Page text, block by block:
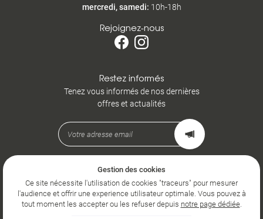
mercredi, samedi: 10h-18h
Rejoignez-nous
Restez informés
Tenez vous informés de nos dernières
offres et actualités
Mentions Légales
Conditions générales d'utilisation
Politique de confidentialité
Gestion des cookies
Gestion des cookies
Ce site nécessite l'utilisation de cookies "traceurs" pour mesurer
l'audience et offrir une experience utilisateur optimale. Vous pouvez à
tout moment les accepter ou les refuser depuis notre page dédiée.